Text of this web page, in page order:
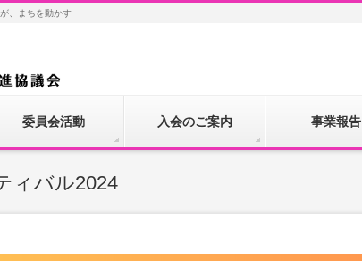
、まちを動かす
委員会活動 入会のご案内 事業報告
ィバル2024